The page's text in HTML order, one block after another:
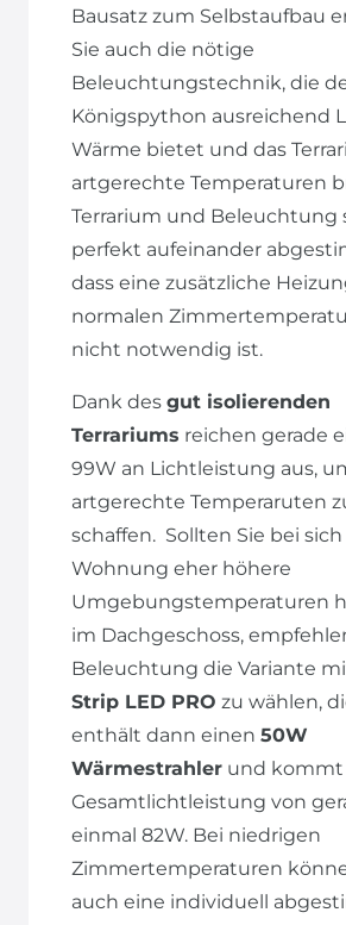
Bausatz zum Selbstaufbau
Sie auch die nötige
Beleuchtungstechnik, die
Königspython ausreichend
Wärme bietet und das
artgerechte Temperaturen
Terrarium und Beleuchtung
perfekt aufeinander
dass eine zusätzliche
normalen
nicht notwendig ist.
Dank des gut isolierenden
Terrariums reichen gerade
99W an Lichtleistung aus,
artgerechte Temperaruten
schaffen. Sollten Sie bei
Wohnung eher höhere
Umgebungstemperaturen
im Dachgeschoss,
Beleuchtung die Variante
Strip LED PRO zu wählen,
enthält dann einen 50W
Wärmestrahler und kommt
Gesamtlichtleistung von
einmal 82W. Bei niedrigen
Zimmertemperaturen
auch eine individuell